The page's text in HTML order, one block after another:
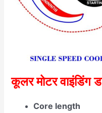
कूलर मोटर
कूलर मोटर वाइंडिंग
Core